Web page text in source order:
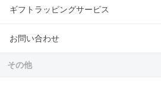
ギフトラッピングサービス
お問い合わせ
その他